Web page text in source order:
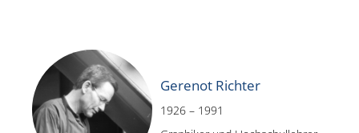
Gerenot Richter
1926 – 1991